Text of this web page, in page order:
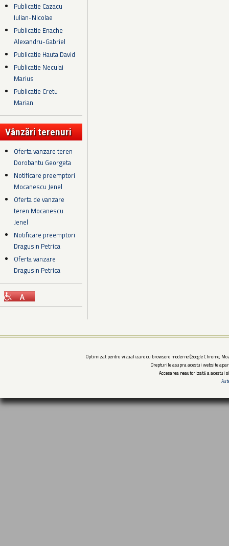
Publicatie Cazacu
Iulian-Nicolae
Publicatie Enache
Alexandru-Gabriel
Publicatie Hauta David
Publicatie Neculai
Marius
Publicatie Cretu
Marian
Vânzări terenuri
Oferta vanzare teren
Dorobantu Georgeta
Notificare preemptori
Mocanescu Jenel
Oferta de vanzare
teren Mocanescu
Jenel
Notificare preemptori
Dragusin Petrica
Oferta vanzare
Dragusin Petrica
Optimizat pentru vizualizare cu browsere moderne (Google Chrome,
Drepturile asupra acestui website
Accesarea neautorizată a acestui